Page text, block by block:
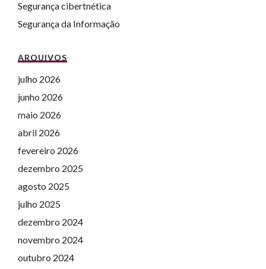
Segurança cibertnética
Segurança da Informação
ARQUIVOS
julho 2026
junho 2026
maio 2026
abril 2026
fevereiro 2026
dezembro 2025
agosto 2025
julho 2025
dezembro 2024
novembro 2024
outubro 2024